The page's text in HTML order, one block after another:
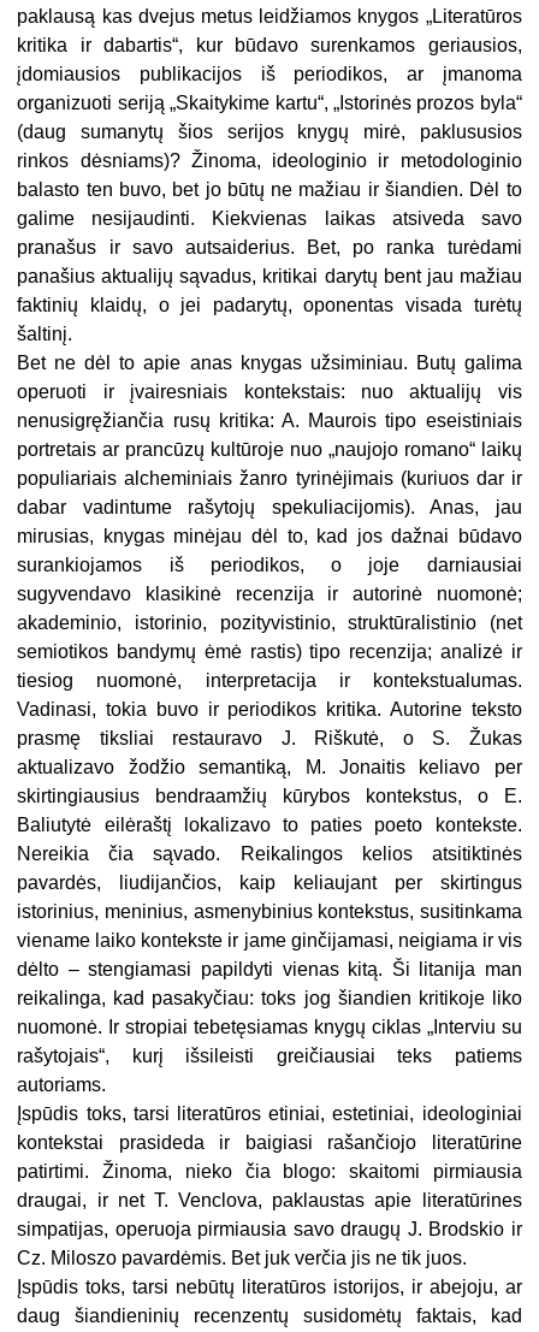
paklausą kas dvejus metus leidžiamos knygos „Literatūros
kritika ir dabartis“, kur būdavo surenkamos geriausios,
įdomiausios publikacijos iš periodikos, ar įmanoma
organizuoti seriją „Skaitykime kartu“, „Istorinės prozos byla“
(daug sumanytų šios serijos knygų mirė, paklususios
rinkos dėsniams)? Žinoma, ideologinio ir metodologinio
balasto ten buvo, bet jo būtų ne mažiau ir šiandien. Dėl to
galime nesijaudinti. Kiekvienas laikas atsiveda savo
pranašus ir savo autsaiderius. Bet, po ranka turėdami
panašius aktualijų sąvadus, kritikai darytų bent jau mažiau
faktinių klaidų, o jei padarytų, oponentas visada turėtų
šaltinį.
Bet ne dėl to apie anas knygas užsiminiau. Butų galima
operuoti ir įvairesniais kontekstais: nuo aktualijų vis
nenusigręžiančia rusų kritika: A. Maurois tipo eseistiniais
portretais ar prancūzų kultūroje nuo „naujojo romano“ laikų
populiariais alcheminiais žanro tyrinėjimais (kuriuos dar ir
dabar vadintume rašytojų spekuliacijomis). Anas, jau
mirusias, knygas minėjau dėl to, kad jos dažnai būdavo
surankiojamos iš periodikos, o joje darniausiai
sugyvendavo klasikinė recenzija ir autorinė nuomonė;
akademinio, istorinio, pozityvistinio, struktūralistinio (net
semiotikos bandymų ėmė rastis) tipo recenzija; analizė ir
tiesiog nuomonė, interpretacija ir kontekstualumas.
Vadinasi, tokia buvo ir periodikos kritika. Autorine teksto
prasmę tiksliai restauravo J. Riškutė, o S. Žukas
aktualizavo žodžio semantiką, M. Jonaitis keliavo per
skirtingiausius bendraamžių kūrybos kontekstus, o E.
Baliutytė eilėraštį lokalizavo to paties poeto kontekste.
Nereikia čia sąvado. Reikalingos kelios atsitiktinės
pavardės, liudijančios, kaip keliaujant per skirtingus
istorinius, meninius, asmenybinius kontekstus, susitinkama
viename laiko kontekste ir jame ginčijamasi, neigiama ir vis
dėlto – stengiamasi papildyti vienas kitą. Ši litanija man
reikalinga, kad pasakyčiau: toks jog šiandien kritikoje liko
nuomonė. Ir stropiai tebetęsiamas knygų ciklas „Interviu su
rašytojais“, kurį išsileisti greičiausiai teks patiems
autoriams.
Įspūdis toks, tarsi literatūros etiniai, estetiniai, ideologiniai
kontekstai prasideda ir baigiasi rašančiojo literatūrine
patirtimi. Žinoma, nieko čia blogo: skaitomi pirmiausia
draugai, ir net T. Venclova, paklaustas apie literatūrines
simpatijas, operuoja pirmiausia savo draugų J. Brodskio ir
Cz. Miloszo pavardėmis. Bet juk verčia jis ne tik juos.
Įspūdis toks, tarsi nebūtų literatūros istorijos, ir abejoju, ar
daug šiandieninių recenzentų susidomėtų faktais, kad